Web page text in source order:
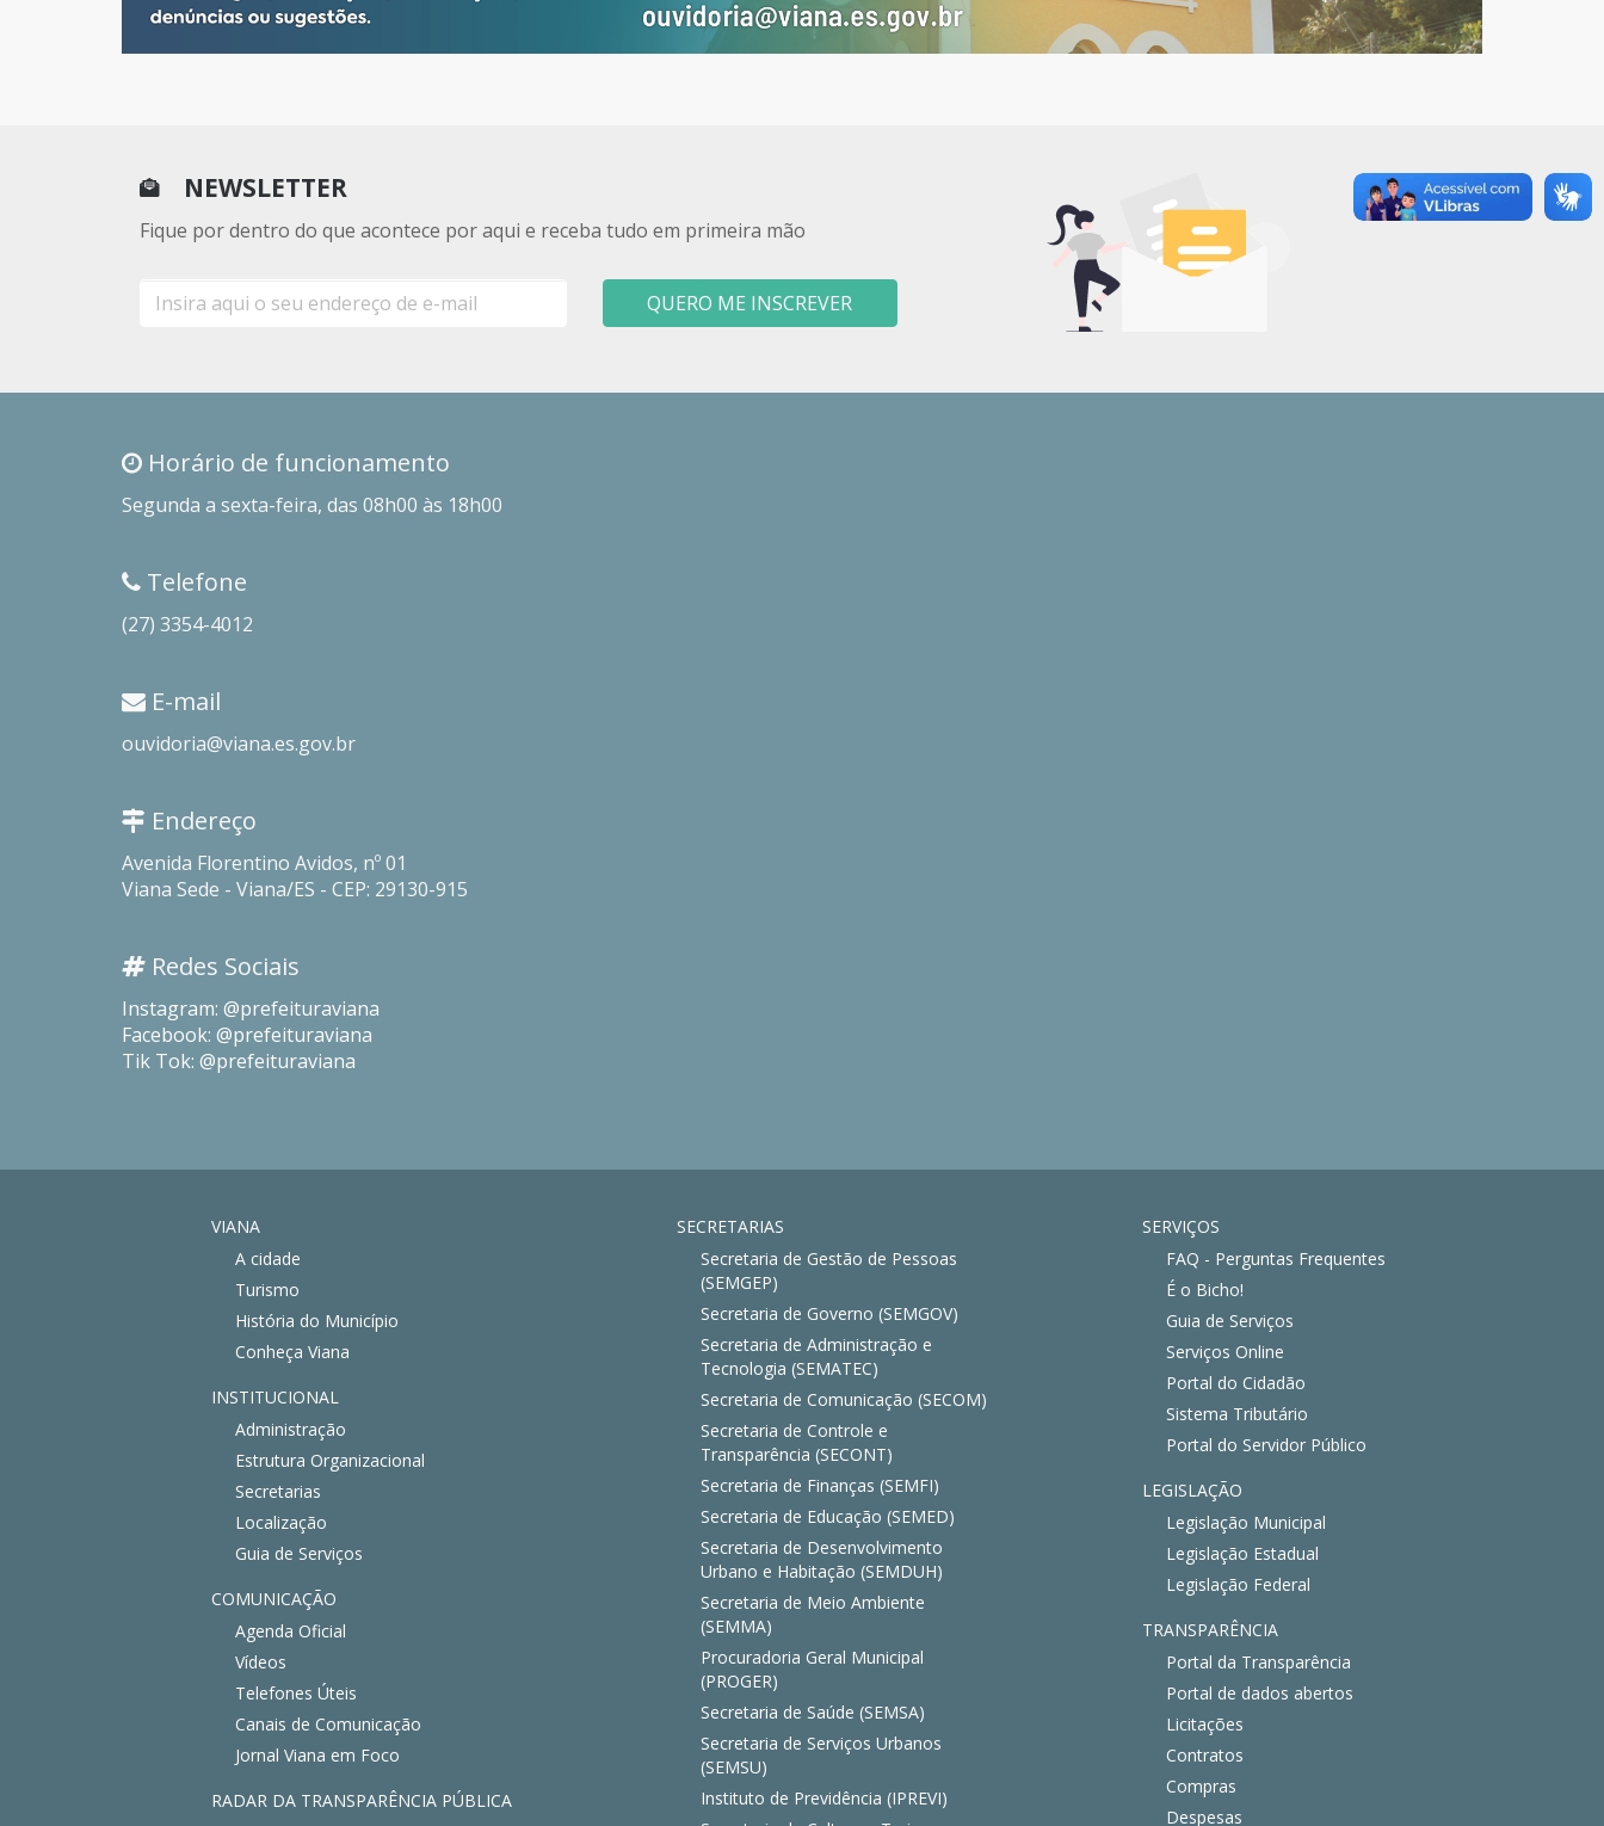
NEWSLETTER
Fique por dentro do que acontece por aqui e receba tudo em primeira mão
mail
QUERO ME INSCREVER
Horário de funcionamento
Segunda a sexta-feira, das 08h00 às 18h00
Telefone
(27) 3354-4012
E-mail
ouvidoria@viana.es.gov.br
Endereço
Avenida Florentino Avidos, nº 01
Viana Sede - Viana/ES - CEP: 29130-915
Redes Sociais
Instagram: @prefeituraviana
Facebook: @prefeituraviana
Tik Tok: @prefeituraviana
VIANA
A cidade
Turismo
História do Município
Conheça Viana
INSTITUCIONAL
Administração
Estrutura Organizacional
Secretarias
Localização
Guia de Serviços
COMUNICAÇÃO
Agenda Oficial
Vídeos
Telefones Úteis
Canais de Comunicação
Jornal Viana em Foco
RADAR DA TRANSPARÊNCIA PÚBLICA
SECRETARIAS
Secretaria de Gestão de Pessoas
(SEMGEP)
Secretaria de Governo (SEMGOV)
Secretaria de Administração e
Tecnologia (SEMATEC)
Secretaria de Comunicação (SECOM)
Secretaria de Controle e
Transparência (SECONT)
Secretaria de Finanças (SEMFI)
Secretaria de Educação (SEMED)
Secretaria de Desenvolvimento
Urbano e Habitação (SEMDUH)
Secretaria de Meio Ambiente
(SEMMA)
Procuradoria Geral Municipal
(PROGER)
Secretaria de Saúde (SEMSA)
Secretaria de Serviços Urbanos
(SEMSU)
Instituto de Previdência (IPREVI)
SERVIÇOS
FAQ - Perguntas Frequentes
É o Bicho!
Guia de Serviços
Serviços Online
Portal do Cidadão
Sistema Tributário
Portal do Servidor Público
LEGISLAÇÃO
Legislação Municipal
Legislação Estadual
Legislação Federal
TRANSPARÊNCIA
Portal da Transparência
Portal de dados abertos
Licitações
Contratos
Compras
Despesas